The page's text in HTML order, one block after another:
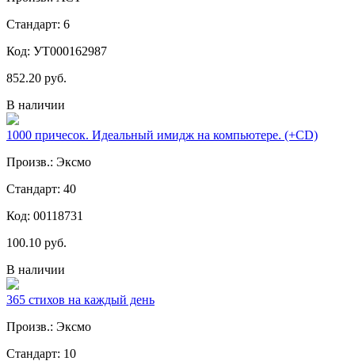
Стандарт: 6
Код: УТ000162987
852.20 руб.
В наличии
1000 причесок. Идеальный имидж на компьютере. (+CD)
Произв.: Эксмо
Стандарт: 40
Код: 00118731
100.10 руб.
В наличии
365 стихов на каждый день
Произв.: Эксмо
Стандарт: 10